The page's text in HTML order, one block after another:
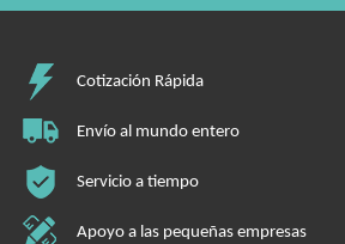
Cotización Rápida
Envío al mundo entero
Servicio a tiempo
Apoyo a las pequeñas empresas